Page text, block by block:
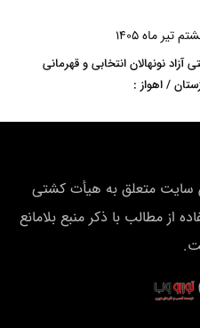
ماه 1405
نونهالان انتخابی و قهرمانی
/ اهواز :
سایت متعلق به هیأت كشتی
از مطالب با ذکر منبع بلامانع